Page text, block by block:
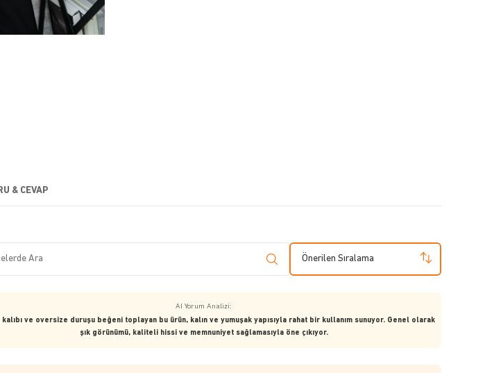
& CEVAP
Önerilen Sıralama
AI Yorum Analizi:
kalıbı ve oversize duruşu beğeni toplayan bu ürün, kalın ve yumuşak yapısıyla rahat bir kullanım sunuyor. Genel olarak
şık görünümü, kaliteli hissi ve memnuniyet sağlamasıyla öne çıkıyor.